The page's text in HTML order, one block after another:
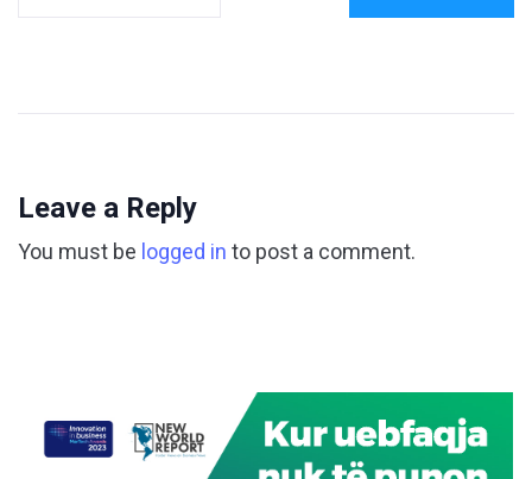
Leave a Reply
You must be logged in to post a comment.